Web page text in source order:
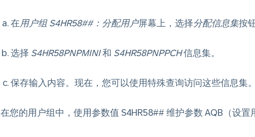
在用户组 S4HR58##：分配用户屏幕上，选择分配信息集按
选择 S4HR58PNPMINI和 S4HR58PNPPCH信息集。
保存输入内容。现在，您可以使用特殊查询访问这些信息集。
在您的用户组中，使用参数值 S4HR58## 维护参数 AQB（设置